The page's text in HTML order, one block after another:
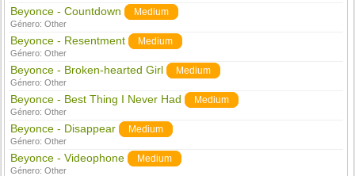
Beyonce - Countdown Medium
Género:Other
Beyonce - Resentment Medium
Género:Other
Beyonce - Broken-hearted Girl Medium
Género:Other
Beyonce - Best Thing I Never Had Medium
Género:Other
Beyonce - Disappear Medium
Género:Other
Beyonce - Videophone Medium
Género:Other